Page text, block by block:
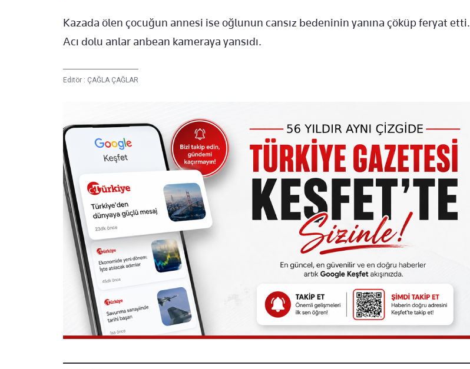
Kazada ölen çocuğun annesi ise oğlunun cansız bedeninin yanına çöküp feryat etti.
Acı dolu anlar anbean kameraya yansıdı.
Editör : ÇAĞLA ÇAĞLAR